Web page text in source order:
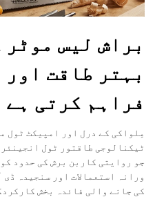
براش لیس
بہتر طاقت
فراہم کرتی ہے
مِلواکی کے درل اور امپیکٹ ٹول
ٹیکنالوجی طاقتور ٹول
جو روایتی کاربن برش کی حدود
ورانہ استعمالات اور سنجیدہ
کی جانے والی فائدہ بخش